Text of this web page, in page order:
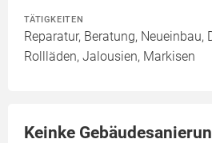
TÄTIGKEITEN
Reparatur, Beratung, Neueinbau,
Rollläden, Jalousien, Markisen
Keinke